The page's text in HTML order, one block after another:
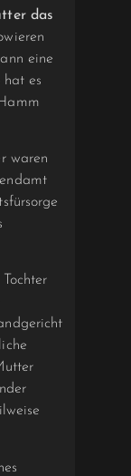
das
eine
hat es
waren